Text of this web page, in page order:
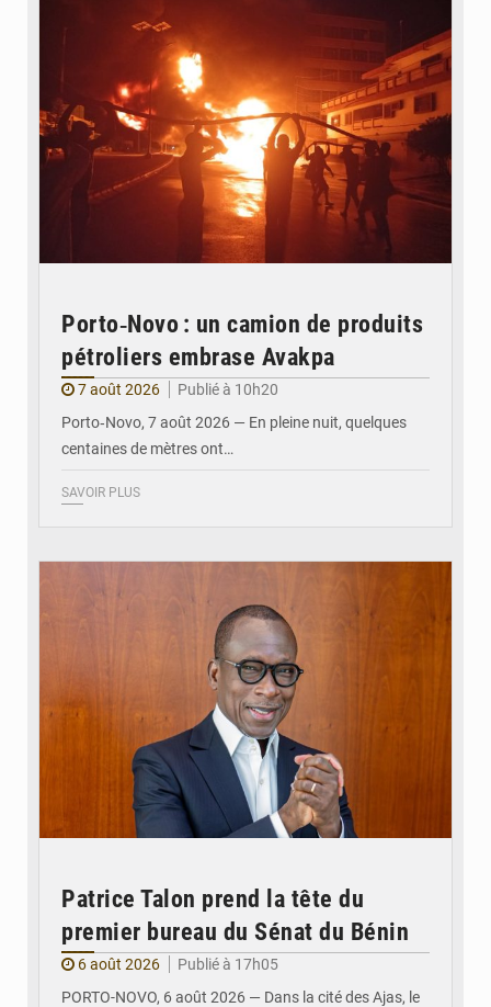
Porto‑Novo : un camion de produits
pétroliers embrase Avakpa
7 août 2026
Publié à 10h20
Porto‑Novo, 7 août 2026 — En pleine nuit, quelques
centaines de mètres ont…
SAVOIR PLUS
Patrice Talon prend la tête du
premier bureau du Sénat du Bénin
6 août 2026
Publié à 17h05
PORTO-NOVO, 6 août 2026 — Dans la cité des Ajas, le